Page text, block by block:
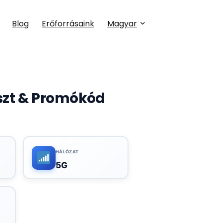
Blog Erőforrásaink Magyar
& Promókód
HÁLÓZAT
5G